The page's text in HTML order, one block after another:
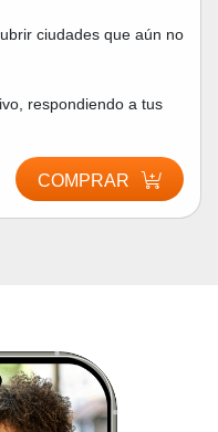
ciudades que aún no
respondiendo a tus
COMPRAR